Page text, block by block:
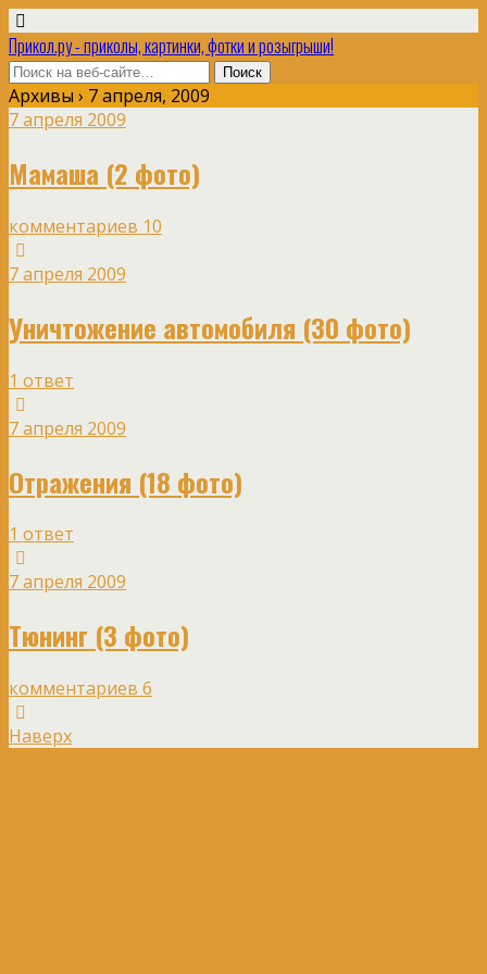
Прикол.ру - приколы, картинки, фотки и розыгрыши!
Архивы › 7 апреля, 2009
7 апреля 2009
Мамаша (2 фото)
комментариев 10
7 апреля 2009
Уничтожение автомобиля (30 фото)
1 ответ
7 апреля 2009
Отражения (18 фото)
1 ответ
7 апреля 2009
Тюнинг (3 фото)
комментариев 6
Наверх